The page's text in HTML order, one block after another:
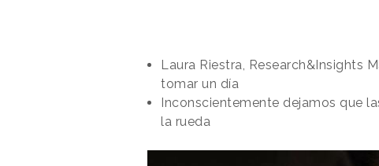
Laura Riestra, Research&Insights
tomar un día
Inconscientemente dejamos que
la rueda